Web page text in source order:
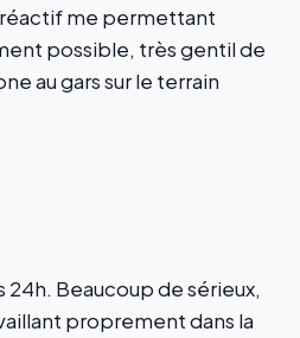
me permettant
possible, très gentil de
au gars sur le terrain
Beaucoup de sérieux,
proprement dans la